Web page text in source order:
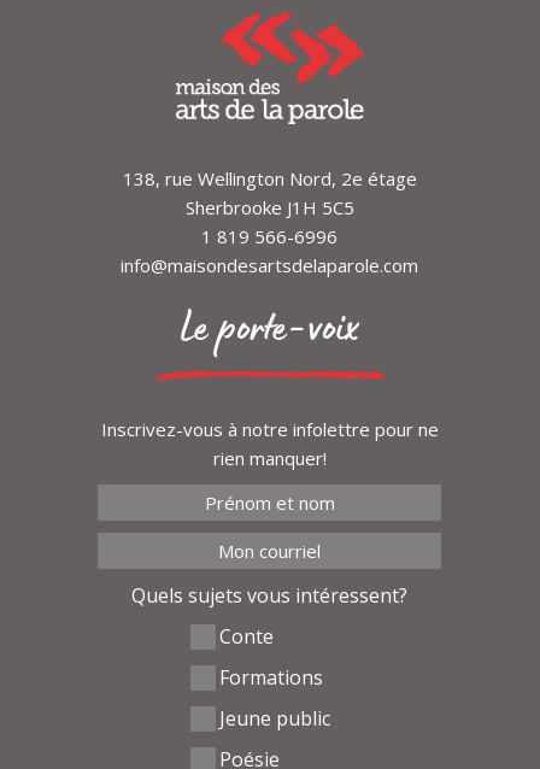
138, rue Wellington Nord, 2e étage
Sherbrooke J1H 5C5
1 819 566-6996
info@maisondesartsdelaparole.com
Le porte-voix
Inscrivez-vous à notre infolettre pour ne
rien manquer!
Quels sujets vous intéressent?
Conte
Formations
Jeune public
Poésie